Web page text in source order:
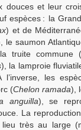
douces et leur
espèces : la
) et de
le saumon
truite commune (
), la lamproie
l’inverse, les
(Chelon ramada),
anguilla), se
La
très au large